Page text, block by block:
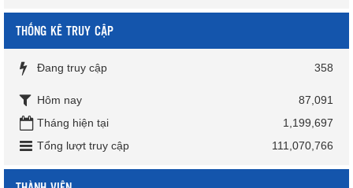
THỐNG KÊ TRUY CẬP
Đang truy cập 358
Hôm nay
87,091
Tháng hiện tại
1,199,697
Tổng lượt truy cập
111,070,766